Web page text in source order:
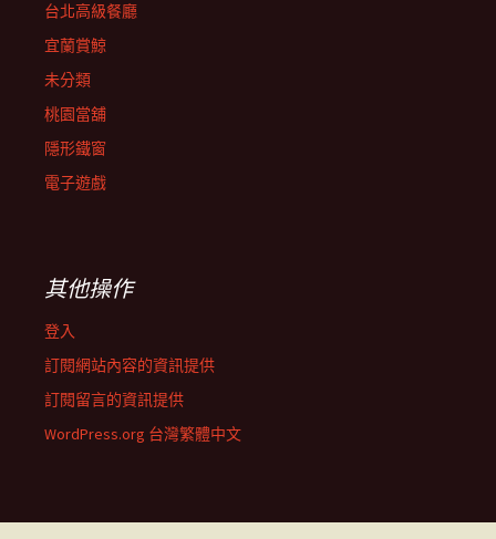
台北高級餐廳
宜蘭賞鯨
未分類
桃園當舖
隱形鐵窗
電子遊戲
其他操作
登入
訂閱網站內容的資訊提供
訂閱留言的資訊提供
WordPress.org 台灣繁體中文